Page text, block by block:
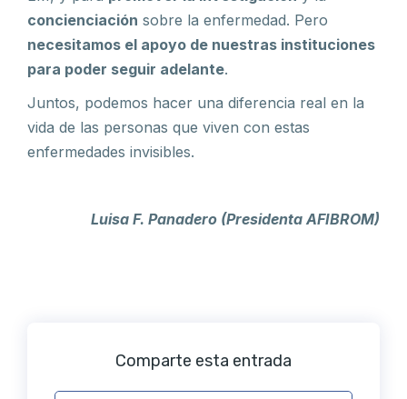
concienciación sobre la enfermedad. Pero
necesitamos el apoyo de nuestras instituciones
para poder seguir adelante.
Juntos, podemos hacer una diferencia real en la
vida de las personas que viven con estas
enfermedades invisibles.
Luisa F. Panadero (Presidenta AFIBROM)
Comparte esta entrada